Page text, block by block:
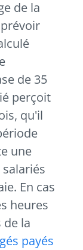
de la
de 35
perçoit
qu'il
une
En cas
heures
la
payés